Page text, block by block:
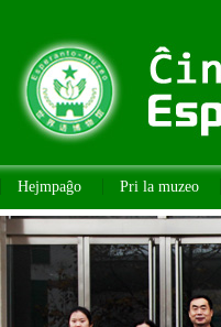
Hejmpaĝo Pri la muzeo